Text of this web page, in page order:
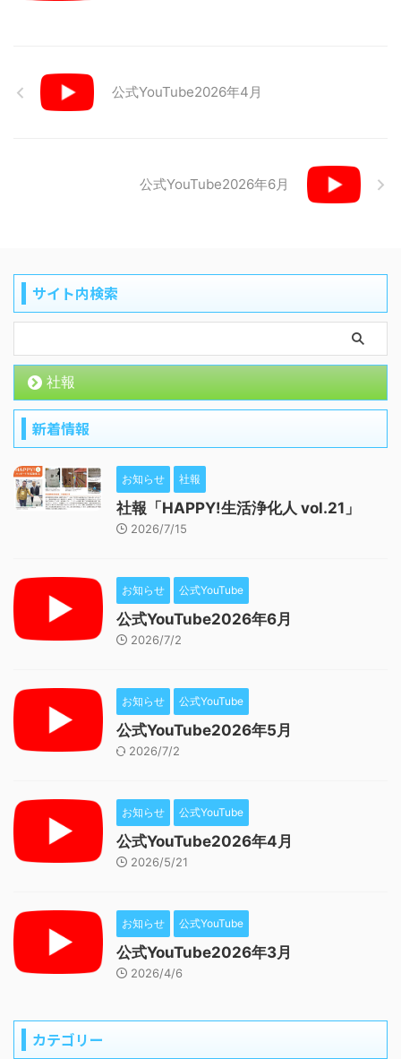
公式YouTube2026年4月
公式YouTube2026年6月
サイト内検索
社報
新着情報
お知らせ 社報
社報「HAPPY!生活浄化人 vol.21」
2026/7/15
お知らせ 公式YouTube
公式YouTube2026年6月
2026/7/2
お知らせ 公式YouTube
公式YouTube2026年5月
2026/7/2
お知らせ 公式YouTube
公式YouTube2026年4月
2026/5/21
お知らせ 公式YouTube
公式YouTube2026年3月
2026/4/6
カテゴリー